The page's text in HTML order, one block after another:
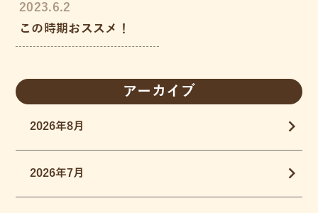
2023.6.2
この時期おススメ！
アーカイブ
2026年8月
2026年7月